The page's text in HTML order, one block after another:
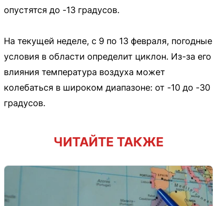
опустятся до -13 градусов.
На текущей неделе, с 9 по 13 февраля, погодные
условия в области определит циклон. Из-за его
влияния температура воздуха может
колебаться в широком диапазоне: от -10 до -30
градусов.
ЧИТАЙТЕ ТАКЖЕ